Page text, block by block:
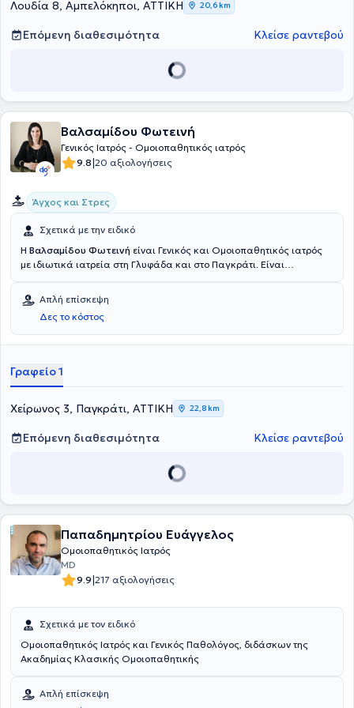
Λουδία 8, Αμπελόκηποι, ΑΤΤΙΚΗ 20,6 km
Επόμενη διαθεσιμότητα Κλείσε ραντεβού
Βαλσαμίδου Φωτεινή
Γενικός Ιατρός - Ομοιοπαθητικός ιατρός
9.8|20 αξιολογήσεις
Άγχος και Στρες
Σχετικά με την ειδικό
Η Βαλσαμίδου Φωτεινή είναι Γενικός και Ομοιοπαθητικός ιατρός
με ιδιωτικά ιατρεία στη Γλυφάδα και στο Παγκράτι. Είναι
Πανεπιστημίου Αθηνών και είναι διπλωματούχος της Διεθνούς
Ακαδημίας Ομοιοπαθητικής. Έχει ειδικευτεί στη γενική ιατρική στο
Γενικό Νοσοκομείο Αθηνών "Κοργιαλένειο - Μπενάκειο" και στο
Κέντρο Υγείας Μαρκόπουλου. Η γιατρός προσφέρει εξατομικευμένη
Στο ιδιωτικό της ιατρείο αντιμετωπίζει παθήσεις,όπως αλλεργικές
παθήσεις, δυσκοιλιότητα, δυσμηνόροια, πολυκυστικές ωοθήκες,
ψωρίαση.
Απλή επίσκεψη
Δες το κόστος
Γραφείο 1
Χείρωνος 3, Παγκράτι, ΑΤΤΙΚΗ 22,8 km
Επόμενη διαθεσιμότητα Κλείσε ραντεβού
Παπαδημητρίου Ευάγγελος
Ομοιοπαθητικός Ιατρός
MD
9.9|217 αξιολογήσεις
Σχετικά με τον ειδικό
Ομοιοπαθητικός Ιατρός και Γενικός Παθολόγος, διδάσκων της
Ακαδημίας Κλασικής Ομοιοπαθητικής
Απλή επίσκεψη